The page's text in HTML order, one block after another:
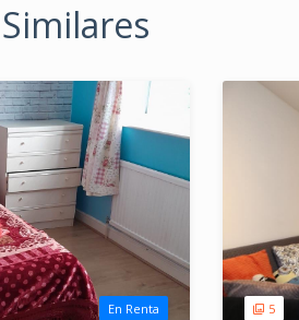
En Renta 5